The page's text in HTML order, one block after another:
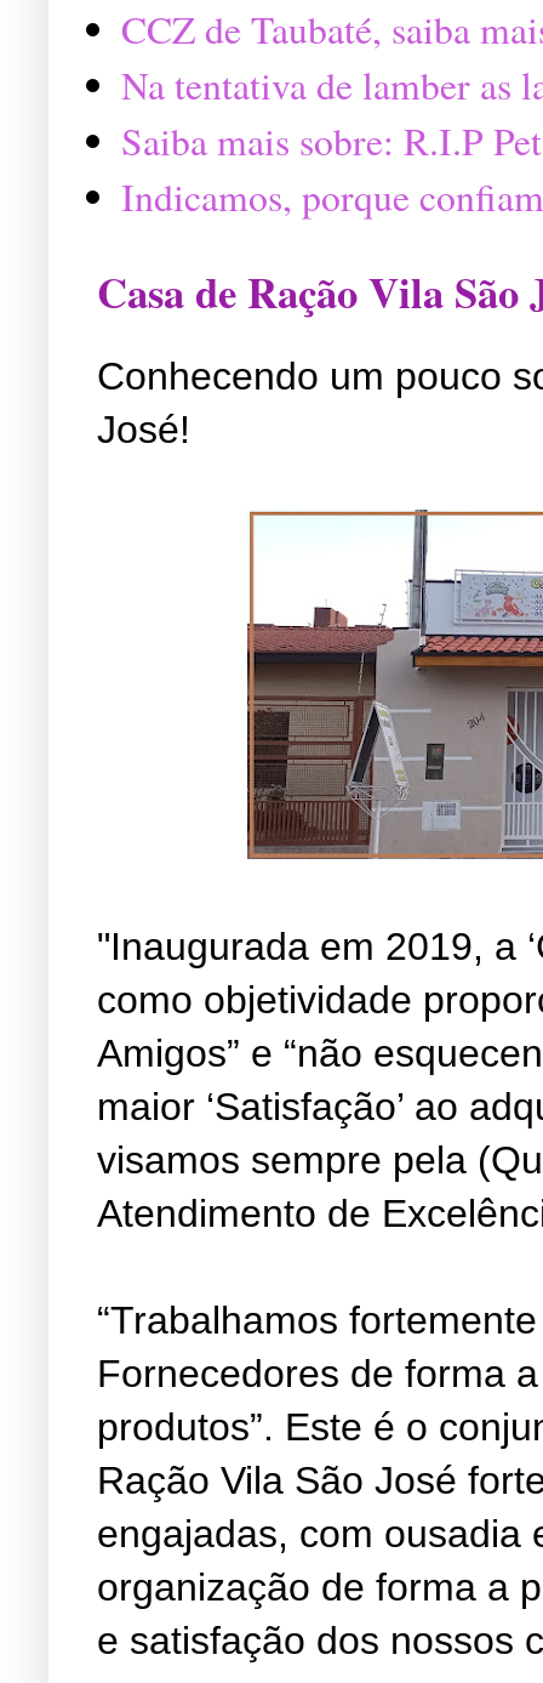
CCZ de Taubaté, saiba
Na tentativa de lamber as
Saiba mais sobre: R.I.P
Indicamos, porque
Casa de Ração Vila São
Conhecendo um pouco
José!
"Inaugurada em 2019, a
como objetividade
Amigos” e “não
maior ‘Satisfação’ ao
visamos sempre pela
Atendimento de
“Trabalhamos
Fornecedores de forma
produtos”. Este é o
Ração Vila São José
engajadas, com ousadia
organização de forma a
e satisfação dos nossos